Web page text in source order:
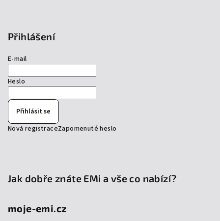
Přihlášení
E-mail
Heslo
Přihlásit se
Nová registraceZapomenuté heslo
Jak dobře znáte EMi a vše co nabízí?
moje-emi.cz